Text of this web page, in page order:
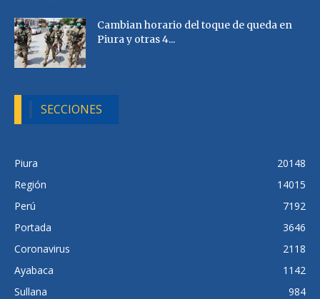
Cambian horario del toque de queda en
Piura y otras 4...
SECCIONES
Piura
20148
Región
14015
Perú
7192
Portada
3646
Coronavirus
2118
Ayabaca
1142
Sullana
984